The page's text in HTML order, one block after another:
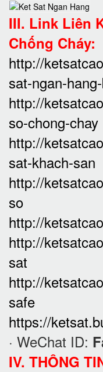
III. Link Liên
Chống Cháy:
http://
sat-ngan-
http://
so-chong-chay
http://
sat-khach-san
http://
so
http://
http://
sat
http://
safe
https://
· WeChat ID:
IV. THÔNG